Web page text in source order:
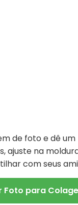
de foto e dê um
ajuste na
com seus
Foto para